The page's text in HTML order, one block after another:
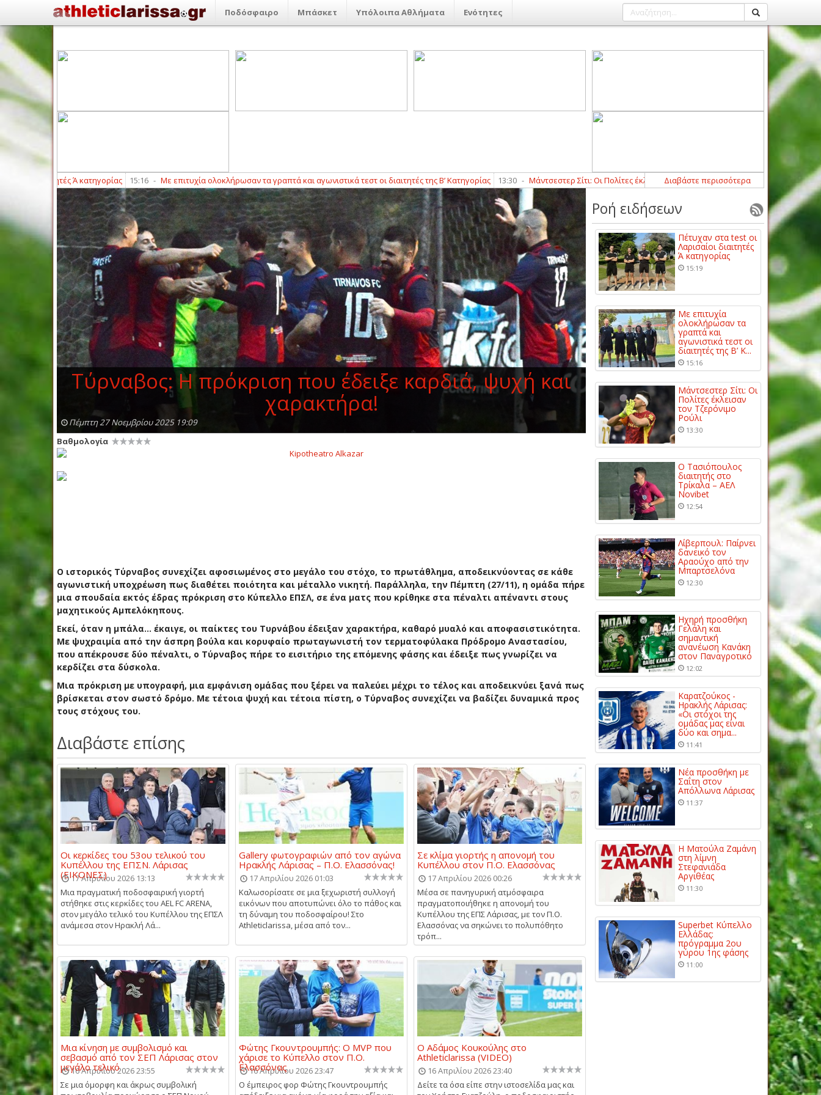
Ποδόσφαιρο Μπάσκετ Υπόλοιπα Αθλήματα Ενότητες
διαιτητές Ά κατηγορίας 15:16 - Με επιτυχία ολοκλήρωσαν τα γραπτά και αγωνιστικά τεστ οι διαιτητές της Β’ Κατηγορίας 13:30 - Μάντσεστερ Σίτι: Οι Πολίτες έκλεισαν τον Τζερόνιμο Ρούλι 12:54 - Ο Τασιόπουλος
Διαβάστε περισσότερα
Τύρναβος: Η πρόκριση που έδειξε καρδιά, ψυχή και
χαρακτήρα!
Πέμπτη 27 Νοεμβρίου 2025 19:09
Βαθμολογία
Ο ιστορικός Τύρναβος συνεχίζει αφοσιωμένος στο μεγάλο του στόχο, το πρωτάθλημα, αποδεικνύοντας σε κάθε
αγωνιστική υποχρέωση πως διαθέτει ποιότητα και μέταλλο νικητή. Παράλληλα, την Πέμπτη (27/11), η ομάδα πήρε
μια σπουδαία εκτός έδρας πρόκριση στο Κύπελλο ΕΠΣΛ, σε ένα ματς που κρίθηκε στα πέναλτι απέναντι στους
μαχητικούς Αμπελόκηπους.
Εκεί, όταν η μπάλα… έκαιγε, οι παίκτες του Τυρνάβου έδειξαν χαρακτήρα, καθαρό μυαλό και αποφασιστικότητα.
Με ψυχραιμία από την άσπρη βούλα και κορυφαίο πρωταγωνιστή τον τερματοφύλακα Πρόδρομο Αναστασίου,
που απέκρουσε δύο πέναλτι, ο Τύρναβος πήρε το εισιτήριο της επόμενης φάσης και έδειξε πως γνωρίζει να
κερδίζει στα δύσκολα.
Μια πρόκριση με υπογραφή, μια εμφάνιση ομάδας που ξέρει να παλεύει μέχρι το τέλος και αποδεικνύει ξανά πως
βρίσκεται στον σωστό δρόμο. Με τέτοια ψυχή και τέτοια πίστη, ο Τύρναβος συνεχίζει να βαδίζει δυναμικά προς
τους στόχους του.
Διαβάστε επίσης
Οι κερκίδες του 53ου τελικού του
Κυπέλλου της ΕΠΣΝ. Λάρισας
(ΕΙΚΟΝΕΣ)
17 Απριλίου 2026 13:13
Μια πραγματική ποδοσφαιρική γιορτή
στήθηκε στις κερκίδες του AEL FC ARENA,
στον μεγάλο τελικό του Κυπέλλου της ΕΠΣΛ
ανάμεσα στον Ηρακλή Λά...
Gallery φωτογραφιών από τον αγώνα
Ηρακλής Λάρισας – Π.Ο. Ελασσόνας!
17 Απριλίου 2026 01:03
Καλωσορίσατε σε μια ξεχωριστή συλλογή
εικόνων που αποτυπώνει όλο το πάθος και
τη δύναμη του ποδοσφαίρου! Στο
Athleticlarissa, μέσα από τον...
Σε κλίμα γιορτής η απονομή του
Κυπέλλου στον Π.Ο. Ελασσόνας
17 Απριλίου 2026 00:26
Μέσα σε πανηγυρική ατμόσφαιρα
πραγματοποιήθηκε η απονομή του
Κυπέλλου της ΕΠΣ Λάρισας, με τον Π.Ο.
Ελασσόνας να σηκώνει το πολυπόθητο
τρόπ...
Μια κίνηση με συμβολισμό και
σεβασμό από τον ΣΕΠ Λάρισας στον
μεγάλο τελικό
16 Απριλίου 2026 23:55
Σε μια όμορφη και άκρως συμβολική
Φώτης Γκουντρουμπής: Ο MVP που
χάρισε το Κύπελλο στον Π.Ο.
Ελασσόνας
16 Απριλίου 2026 23:47
Ο έμπειρος φορ Φώτης Γκουντρουμπής
Ο Αδάμος Κουκούλης στο
Athleticlarissa (VIDEO)
16 Απριλίου 2026 23:40
Δείτε τα όσα είπε στην ιστοσελίδα μας και
Ροή ειδήσεων
Πέτυχαν στα test οι
Λαρισαίοι διαιτητές
Ά κατηγορίας
15:19
Με επιτυχία
ολοκλήρωσαν τα
γραπτά και
αγωνιστικά τεστ οι
διαιτητές της Β’ Κ...
15:16
Μάντσεστερ Σίτι: Οι
Πολίτες έκλεισαν
τον Τζερόνιμο
Ρούλι
13:30
Ο Τασιόπουλος
διαιτητής στο
Τρίκαλα – ΑΕΛ
Novibet
12:54
Λίβερπουλ: Παίρνει
δανεικό τον
Αραούχο από την
Μπαρτσελόνα
12:30
Ηχηρή προσθήκη
Γελάλη και
σημαντική
ανανέωση Κανάκη
στον Παναγροτικό
12:02
Καρατζούκος -
Ηρακλής Λάρισας:
«Οι στόχοι της
ομάδας μας είναι
δύο και σημα...
11:41
Νέα προσθήκη με
Σαΐτη στον
Απόλλωνα Λάρισας
11:37
Η Ματούλα Ζαμάνη
στη λίμνη
Στεφανιάδα
Αργιθέας
11:30
Superbet Κύπελλο
Ελλάδας:
πρόγραμμα 2ου
γύρου 1ης φάσης
11:00